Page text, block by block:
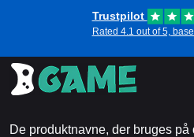
Trustpilot
Rated 4.1 out of 5,
De produktnavne, der bruges